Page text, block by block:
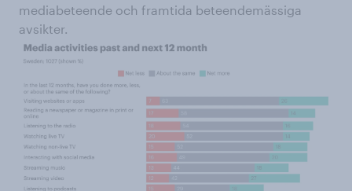
mediabeteende och framtida beteendemässiga
avsikter.